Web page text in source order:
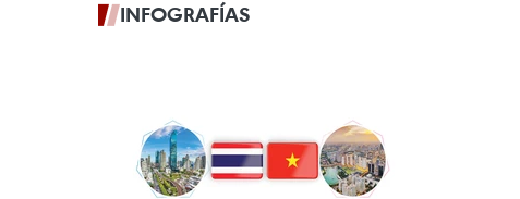
INFOGRAFÍAS